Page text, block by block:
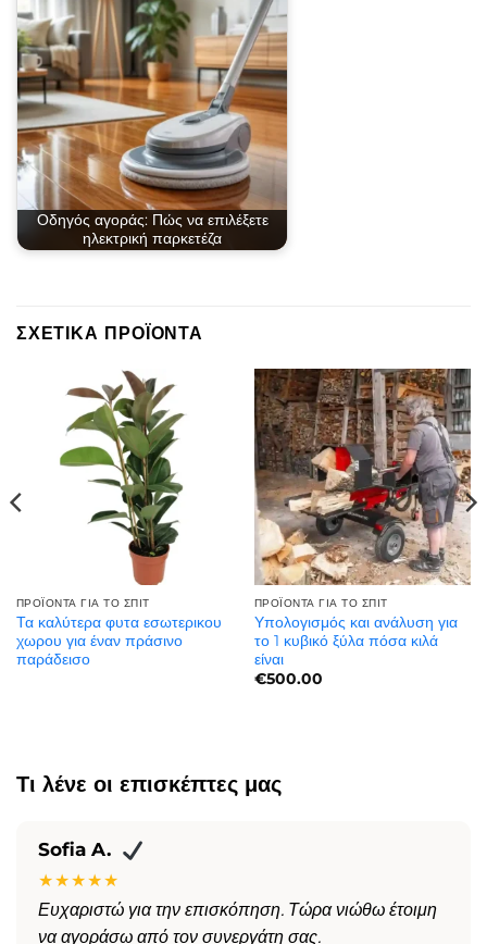
Οδηγός αγοράς: Πώς να επιλέξετε
ηλεκτρική παρκετέζα
ΣΧΕΤΙΚΆ ΠΡΟΪΌΝΤΑ
ΠΡΟΪΌΝΤΑ ΓΙΑ ΤΟ ΣΠΊΤ
Τα καλύτερα φυτα εσωτερικου
χωρου για έναν πράσινο
παράδεισο
ΠΡΟΪΌΝΤΑ ΓΙΑ ΤΟ ΣΠΊΤ
Υπολογισμός και ανάλυση για
το 1 κυβικό ξύλα πόσα κιλά
είναι
€500.00
Τι λένε οι επισκέπτες μας
Sofia A.
★★★★★
Ευχαριστώ για την επισκόπηση. Τώρα νιώθω έτοιμη
να αγοράσω από τον συνεργάτη σας.